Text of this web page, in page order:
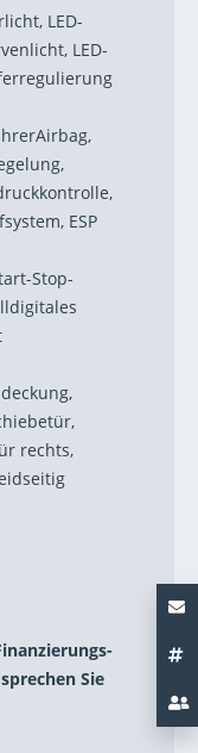
LED-
LED-
ESP
Stop-
rechts,
Sie